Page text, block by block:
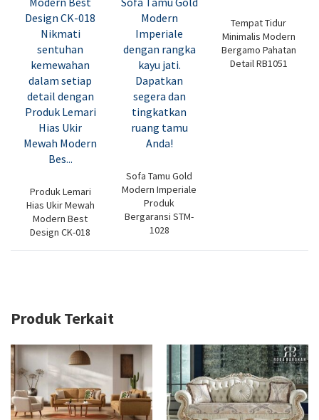
Produk Lemari
Hias Ukir Mewah
Modern Best
Design CK-018
Sofa Tamu Gold
Modern Imperiale
Produk
Bergaransi STM-
1028
Tempat Tidur
Minimalis Modern
Bergamo Pahatan
Detail RB1051
Produk Terkait